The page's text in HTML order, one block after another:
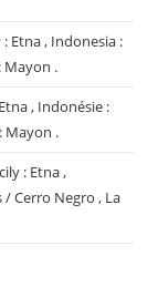
Etna , Indonesia :
Mayon .
, Indonésie :
Mayon .
: Etna ,
Cerro Negro , La